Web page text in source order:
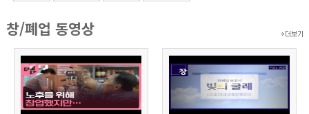
창/폐업 동영상